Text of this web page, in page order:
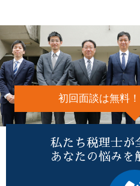
初回面談は無料
私たち税理士が
あなたの悩みを